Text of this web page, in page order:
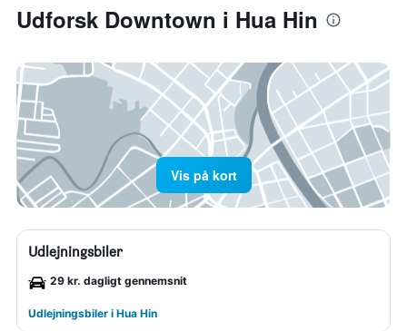
Udforsk Downtown i Hua Hin
Vis på kort
Udlejningsbiler
29 kr. dagligt gennemsnit
Udlejningsbiler i Hua Hin